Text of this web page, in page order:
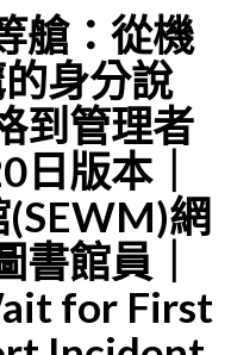
WORLD
LIBRARY
ALLEN
｜
STARRY
EAGLE
六
｜
蝴
蝶
蘭
開
花
的
五
艙：從機
身分說
到管理者
日版本｜
網
館員｜
for First